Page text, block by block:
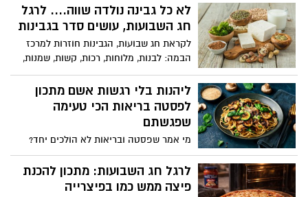
הרבלייף, שומרים על המרקם המפנק, אבל
עושים התאמות קטנות: פחות חמאה, שילוב
חמאת שקדים או בוטנים בבסיס, פחות סוכר,
וגבינות מעט קלילות יותר.
לא כל גבינה נולדה שווה.... לרגל
חג השבועות, עושים סדר בגבינות
לקראת חג שבועות, הגבינות חוזרות למרכז
הבמה: לבנות, מלוחות, רכות, קשות, שמנות,
דלות, מסורתיות ומתועשות. מאחורי המגוון
הזה מסתתרת אמת פשוטה: מבחינה
תזונתית, לא כל גבינה נולדה שווה.
ליהנות בלי רגשות אשם מתכון
לפסטה בריאות הכי טעימה
שפגשתם
מי אמר שפסטה ובריאות לא הולכים יחד?
המתכון החדש מאת ורוניקה מייזלר , דיאטנית
קלינית ויועצת לחברת הרבלייף משלב בין
חומרי גלם טריים, טעמים ים-תיכוניים ורוטב
לרגל חג השבועות: מתכון להכנת
פיצה ממש כמו בפיצרייה